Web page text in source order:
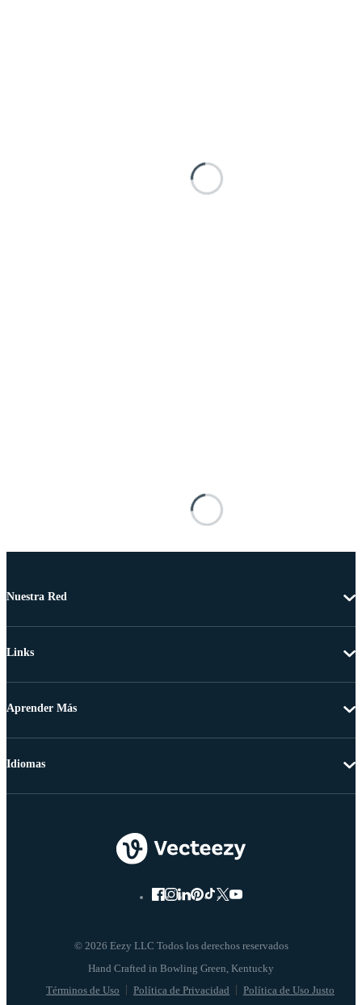
Nuestra Red
Links
Aprender Más
© 2026 Eezy LLC Todos los derechos reservados
Términos de Uso Política de Privacidad Política de Uso Justo
Idiomas